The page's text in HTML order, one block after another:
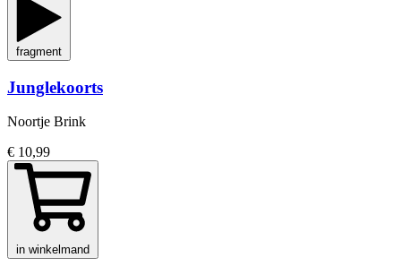
fragment
Junglekoorts
Noortje Brink
€ 10,99
in winkelmand